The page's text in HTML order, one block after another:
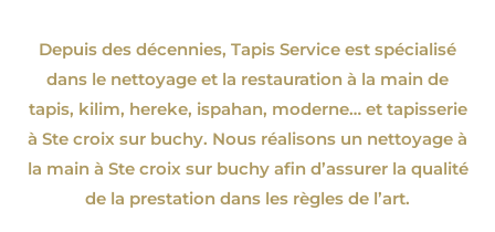
Depuis des décennies, Tapis Service est spécialisé
dans le nettoyage et la restauration à la main de
tapis, kilim, hereke, ispahan, moderne…et tapisserie
à Ste croix sur buchy. Nous réalisons un nettoyage à
la main à Ste croix sur buchy afin d’assurer la qualité
de la prestation dans les règles de l’art.